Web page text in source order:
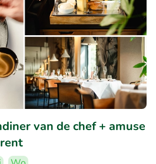
van de chef + amuse